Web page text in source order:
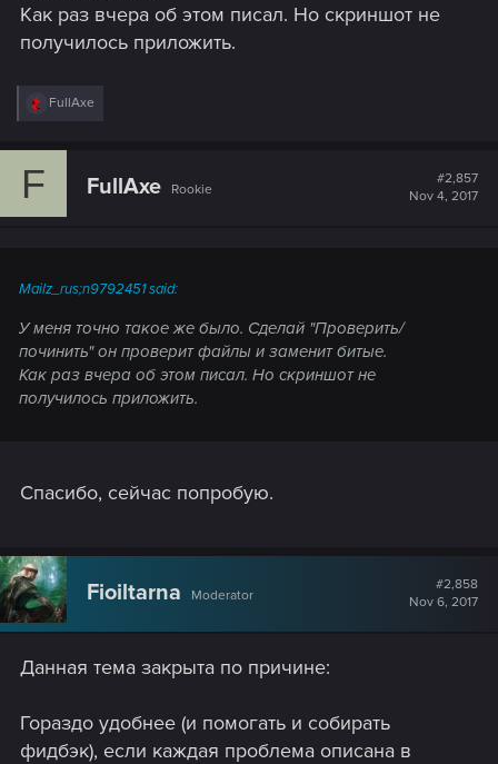
Как раз вчера об этом писал. Но скриншот не
получилось приложить.
R
c
FullAxe
F FullAxe Rookie
#2,857
Nov 4, 2017
Mailz_rus;n9792451 said:
У меня точно такое же было. Сделай "Проверить/
починить" он проверит файлы и заменит битые.
Как раз вчера об этом писал. Но скриншот не
получилось приложить.
Спасибо, сейчас попробую.
Fioiltarna Moderator
#2,858
Nov 6, 2017
Данная тема закрыта по причине:
Гораздо удобнее (и помогать и собирать
фидбэк), если каждая проблема описана в